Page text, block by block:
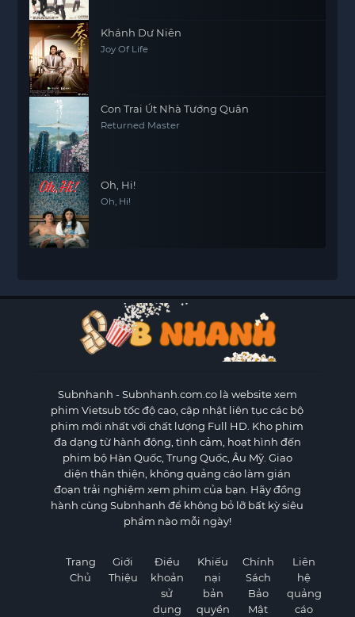
Khánh Dư Niên
Joy Of Life
Con Trai Út Nhà Tướng Quân
Returned Master
Oh, Hi!
Oh, Hi!
Subnhanh - Subnhanh.com.co là website xem
phim Vietsub tốc độ cao, cập nhật liên tục các bộ
phim mới nhất với chất lượng Full HD. Kho phim
đa dạng từ hành động, tình cảm, hoạt hình đến
phim bộ Hàn Quốc, Trung Quốc, Âu Mỹ. Giao
diện thân thiện, không quảng cáo làm gián
đoạn trải nghiệm xem phim của bạn. Hãy đồng
hành cùng Subnhanh để không bỏ lỡ bất kỳ siêu
phẩm nào mỗi ngày!
Trang
Chủ
Giới
Thiệu
Điều
khoản
sử
dụng
Khiếu
nại
bản
quyền
Chính
Sách
Bảo
Mật
Liên
hệ
quảng
cáo